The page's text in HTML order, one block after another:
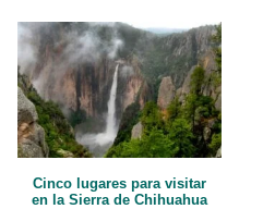
Cinco lugares para visitar
en la Sierra de Chihuahua